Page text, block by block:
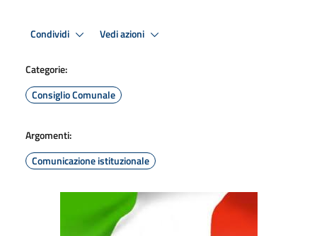
Condividi Vedi azioni
Categorie:
Consiglio Comunale
Argomenti:
Comunicazione istituzionale